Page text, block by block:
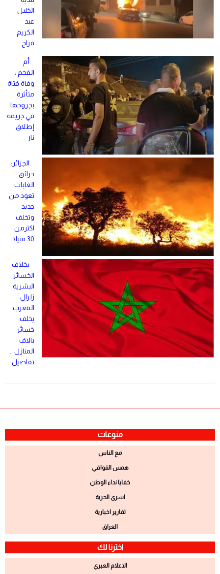
الخليل
عبد
الكريم
فراح
أم
الفحم :
وفاة فتاة
متأثرة
بجروحها
في جريمة
إطلاق
نار
الجزائر:
حرائق
الغابات
تعود من
جديد
وتخلف
اكثرمن
30 قتيلا
بخلاف
الخسائر
البشرية
زلزال
المغرب
يخلف
خسائر
بآلاف
المنازل ..
تفاصيل
منوعات
مع الناس
همس القوافي
خفايا نداء الوطن
اسرى الحرية
تقارير اخبارية
العراق
اخترنا لك
الاعلام العبري